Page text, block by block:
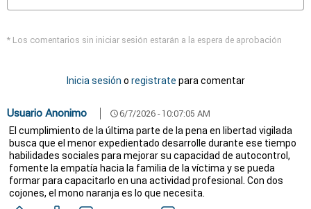
* Los comentarios sin iniciar sesión estarán a la espera de aprobación
Inicia sesión o registrate para comentar
Usuario Anonimo schedule6/7/2026 - 10:07:05 AM
El cumplimiento de la última parte de la pena en libertad vigilada
busca que el menor expedientado desarrolle durante ese tiempo
habilidades sociales para mejorar su capacidad de autocontrol,
fomente la empatía hacia la familia de la víctima y se pueda
formar para capacitarlo en una actividad profesional. Con dos
cojones, el mono naranja es lo que necesita.